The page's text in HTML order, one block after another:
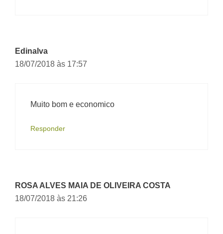
Edinalva
18/07/2018 às 17:57
Muito bom e economico
Responder
ROSA ALVES MAIA DE OLIVEIRA COSTA
18/07/2018 às 21:26